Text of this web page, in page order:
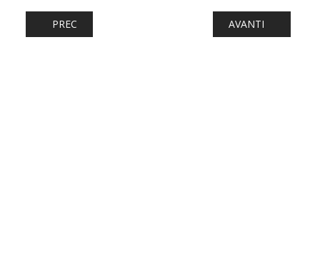
ARTICOLO PRECEDENTE: FERROVIE: ALGHERO-
PREC ARTICOLO
AVANTI